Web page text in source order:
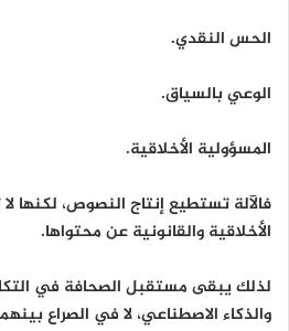
الحس النقدي.
الوعي بالسياق.
المسؤولية الأخلاقية.
فالآلة تستطيع إنتاج النصوص، لكنها
الأخلاقية والقانونية عن محتواها.
لذلك يبقى مستقبل الصحافة في
والذكاء الاصطناعي، لا في الصراع